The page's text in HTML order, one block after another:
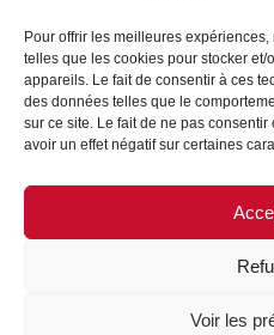
Pour offrir les meilleures
telles que les cookies pour stocker
appareils. Le fait de consentir à ces
des données telles que le
sur ce site. Le fait de ne pas
avoir un effet négatif sur certaines
Voir les
Produit
Lire la suite